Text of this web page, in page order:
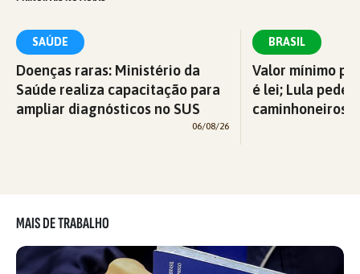
SAÚDE
Doenças raras: Ministério da
Saúde realiza capacitação para
ampliar diagnósticos no SUS
06/08/26
BRASIL
Valor mínimo
é lei; Lula pede
caminhoneiros
MAIS DE TRABALHO